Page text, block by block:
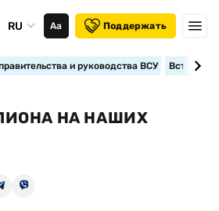
RU Аа Поддержать
и руководства ВСУ
НА НАШИХ